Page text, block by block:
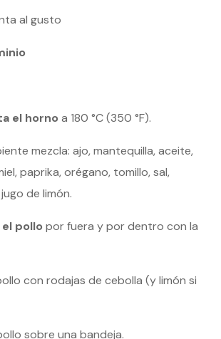
al gusto
el horno a 180 °C (350 °F).
mezcla: ajo, mantequilla, aceite,
paprika, orégano, tomillo, sal,
de limón.
pollo por fuera y por dentro con la
con rodajas de cebolla (y limón si
sobre una bandeja.